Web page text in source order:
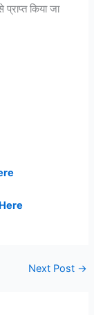
किया जा
Next Post →